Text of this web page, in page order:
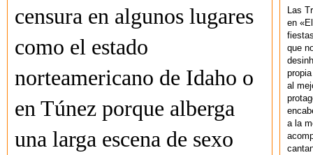
censura en algunos lugares
como el estado
norteamericano de Idaho o
en Túnez porque alberga
una larga escena de sexo
Las
en
que
al
a la